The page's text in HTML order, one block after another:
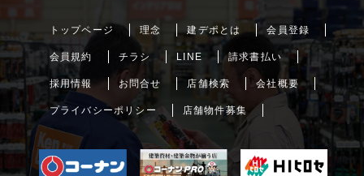
トップページ 理念 建デポとは 会員登録
会員規約 チラシ LINE 請求書払い
採用情報 お問合せ 店舗検索 会社概要
プライバシーポリシー 店舗物件募集